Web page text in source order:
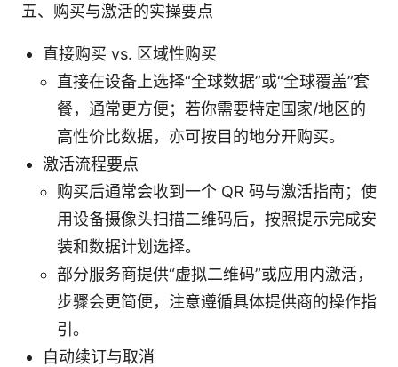
五、购买与激活的实操要点
直接购买 vs. 区域性购买
直接在设备上选择“全球数据”或“全球覆盖”套
餐，通常更方便；若你需要特定国家/地区的
高性价比数据，亦可按目的地分开购买。
激活流程要点
购买后通常会收到一个 QR 码与激活指南；使
用设备摄像头扫描二维码后，按照提示完成安
装和数据计划选择。
部分服务商提供“虚拟二维码”或应用内激活，
步骤会更简便，注意遵循具体提供商的操作指
引。
自动续订与取消